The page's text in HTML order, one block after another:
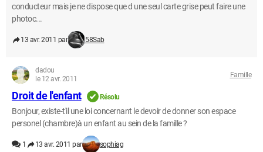
conducteur mais je ne dispose que d une seul carte grise peut faire une
photoc...
13 avr. 2011 par 58Sab
dadou
le 12 avr. 2011
Famille
Droit de l'enfant Résolu
Bonjour, existe-t'il une loi concernant le devoir de donner son espace
personel (chambre)à un enfant au sein de la famille ?
1 13 avr. 2011 par sophiag